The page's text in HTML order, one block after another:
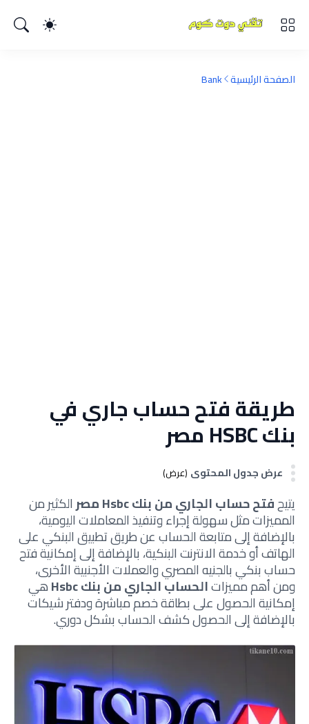
الصفحة الرئيسية Bank
طريقة فتح حساب جاري في
بنك HSBC مصر
عرض جدول المحتوى (عرض)
يتيحفتح حساب الجاري من بنك Hsbc مصر الكثير من
المميزات مثل سهولة إجراء وتنفيذ المعاملات اليومية،
بالإضافة إلى متابعة الحساب عن طريق تطبيق البنكي على
الهاتف أو خدمة الانترنت البنكية، بالإضافة إلى إمكانية فتح
حساب بنكي بالجنيه المصري والعملات الأجنبية الأخرى،
ومن أهم مميزاتالحساب الجاري من بنك Hsbc هي
إمكانية الحصول على بطاقة خصم مباشرة ودفتر شيكات
بالإضافة إلى الحصول كشف الحساب بشكل دوري.